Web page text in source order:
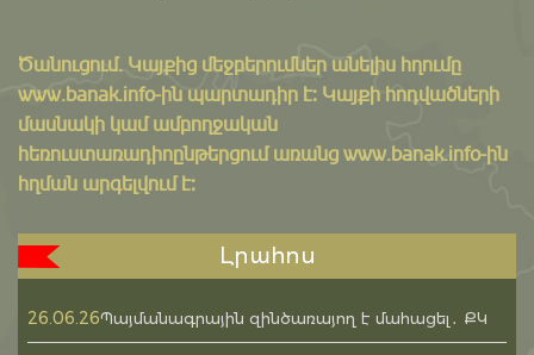
Ծանուցում․ Կայքից մեջբերումներ անելիս հղումը
www.banak.info-ին պարտադիր է: Կայքի հոդվածների
մասնակի կամ ամբողջական
հեռուստառադիոընթերցում առանց www.banak.info-ին
հղման արգելվում է:
Լրահոս
26.06.26Պայմանագրային զինծառայող է մահացել․ ՔԿ